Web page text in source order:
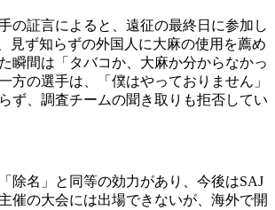
の証言によると、遠征の最終日に参加し
見ず知らずの外国人に大麻の使用を薦め
瞬間は「タバコか、大麻か分からなかっ
方の選手は、「僕はやっておりません」
ず、調査チームの聞き取りも拒否してい
除名」と同等の効力があり、今後はSAJ
催の大会には出場できないが、海外で開